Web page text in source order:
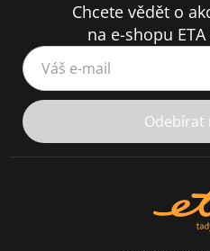
Chcete vědět o
na e-shopu
Váš e-mail
Odebírat